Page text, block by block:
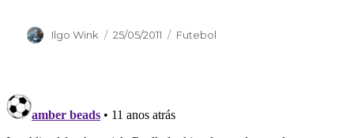
Autor
Ilgo Wink
Publicado
25/05/2011 Categorias
Futebol